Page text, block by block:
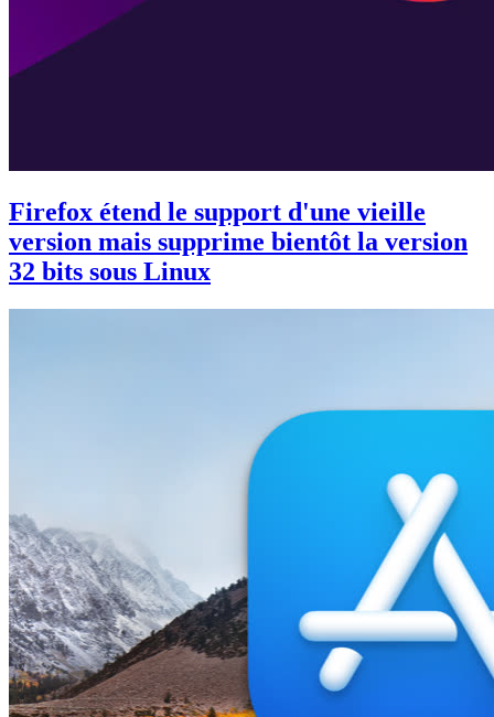
Firefox étend le support d'une vieille
version mais supprime bientôt la version
32 bits sous Linux